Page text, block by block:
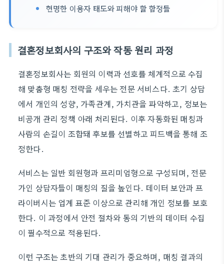
현명한 이용자 태도와 피해야 할 함정들
결혼정보회사의 구조와 작동 원리 과정
결혼정보회사는 회원의 이력과 선호를 체계적으로 수집
해 맞춤형 매칭 전략을 세우는 전문 서비스다. 초기 상담
에서 개인의 성향, 가족관계, 가치관을 파악하고, 정보는
비공개 관리 정책 아래 처리된다. 이후 자동화된 매칭과
사람의 손길이 조합돼 후보를 선별하고 피드백을 통해 조
정한다.
서비스는 일반 회원형과 프리미엄형으로 구성되며, 전문
가인 상담자들이 매칭의 질을 높인다. 데이터 보안과 프
라이버시는 업계 표준 이상으로 관리해 개인 정보를 보호
한다. 이 과정에서 안전 절차와 동의 기반의 데이터 수집
이 필수적으로 적용된다.
이런 구조는 초반의 기대 관리가 중요하며, 매칭 결과의